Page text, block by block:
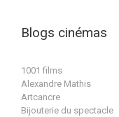
Blogs cinémas
1001 films
Alexandre Mathis
Artcancre
Bijouterie du spectacle